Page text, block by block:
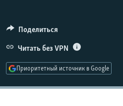
ПОДПИШИТЕСЬ НА РАССЫЛКУ
СОЦИАЛЬНЫЕ СЕТИ
Поделиться
Читать без VPN
Приоритетный источник в Google